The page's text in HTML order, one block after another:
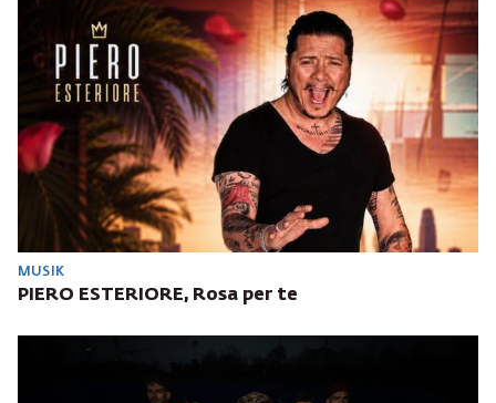
MUSIK
PIERO ESTERIORE, Rosa per te